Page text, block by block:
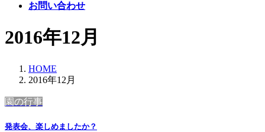
お問い合わせ
2016年12月
HOME
2016年12月
園の行事
発表会、楽しめましたか？